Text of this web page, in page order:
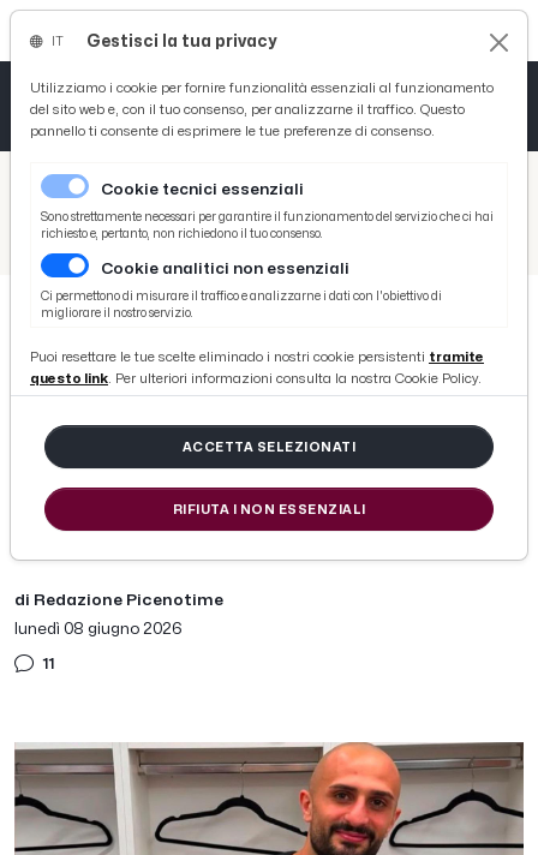
/ Picenotime
/ Ascoli Time
Ascoli Calcio, Nicoletti protagonista della finale playoff dopo il problema muscolare: "Ci avete dato un'energia indescrivibile, non dimenticateci"
Ascoli Calcio, Nicoletti
protagonista della finale playoff
dopo il problema muscolare: "Ci
avete dato un'energia
indescrivibile, non dimenticateci"
di Redazione Picenotime
lunedì 08 giugno 2026
11
Gestisci la tua privacy
Utilizziamo i cookie per fornire funzionalità essenziali al funzionamento
del sito web e, con il tuo consenso, per analizzarne il traffico. Questo
pannello ti consente di esprimere le tue preferenze di consenso.
Cookie tecnici essenziali
Sono strettamente necessari per garantire il funzionamento del servizio che ci hai
richiesto e, pertanto, non richiedono il tuo consenso.
Cookie analitici non essenziali
Ci permettono di misurare il traffico e analizzarne i dati con l'obiettivo di
migliorare il nostro servizio.
Puoi resettare le tue scelte eliminado i nostri cookie persistenti tramite
questo link. Per ulteriori informazioni consulta la nostra Cookie Policy.
ACCETTA SELEZIONATI
RIFIUTA I NON ESSENZIALI
Tutto News
Tutto Sport
Basket
Ciclismo
Tutto Curiosità